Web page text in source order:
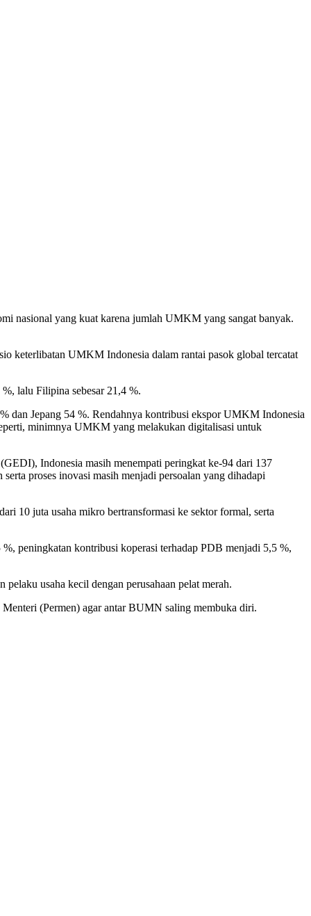
nasional yang kuat karena jumlah UMKM yang sangat banyak.
keterlibatan UMKM Indonesia dalam rantai pasok global tercatat
%, lalu Filipina sebesar 21,4 %.
% dan Jepang 54 %. Rendahnya kontribusi ekspor UMKM Indonesia
, minimnya UMKM yang melakukan digitalisasi untuk
Indonesia masih menempati peringkat ke-94 dari 137
serta proses inovasi masih menjadi persoalan yang dihadapi
10 juta usaha mikro bertransformasi ke sektor formal, serta
%, peningkatan kontribusi koperasi terhadap PDB menjadi 5,5 %,
pelaku usaha kecil dengan perusahaan pelat merah.
(Permen) agar antar BUMN saling membuka diri.